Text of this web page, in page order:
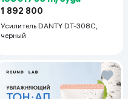
1 892 800
Усилитель DANTY DT-308C,
черный